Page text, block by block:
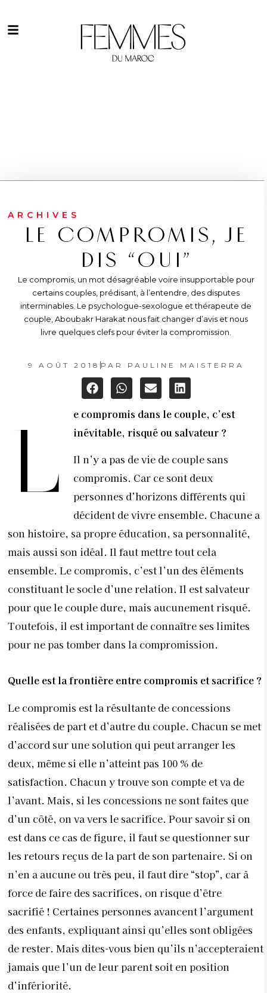
ARCHIVES
LE COMPROMIS, JE
DIS “OUI”
Le compromis, un mot désagréable voire insupportable pour
certains couples, prédisant, à l’entendre, des disputes
interminables. Le psychologue-sexologue et thérapeute de
couple, Aboubakr Harakat nous fait changer d’avis et nous
livre quelques clefs pour éviter la compromission.
9 AOÛT 2018 PAR PAULINE MAISTERRA
L
e compromis dans le couple, c’est
inévitable, risqué ou salvateur ?
Il n’y a pas de vie de couple sans
compromis. Car ce sont deux
personnes d’horizons différents qui
décident de vivre ensemble. Chacune a
son histoire, sa propre éducation, sa personnalité,
mais aussi son idéal. Il faut mettre tout cela
ensemble. Le compromis, c’est l’un des éléments
constituant le socle d’une relation. Il est salvateur
pour que le couple dure, mais aucunement risqué.
Toutefois, il est important de connaître ses limites
pour ne pas tomber dans la compromission.
Quelle est la frontière entre compromis et sacrifice ?
Le compromis est la résultante de concessions
réalisées de part et d’autre du couple. Chacun se met
d’accord sur une solution qui peut arranger les
deux, même si elle n’atteint pas 100 % de
satisfaction. Chacun y trouve son compte et va de
l’avant. Mais, si les concessions ne sont faites que
d’un côté, on va vers le sacrifice. Pour savoir si on
est dans ce cas de figure, il faut se questionner sur
les retours reçus de la part de son partenaire. Si on
n’en a aucune ou très peu, il faut dire “stop”, car à
force de faire des sacrifices, on risque d’être
sacrifié ! Certaines personnes avancent l’argument
des enfants, expliquant ainsi qu’elles sont obligées
de rester. Mais dites-vous bien qu’ils n’accepteraient
jamais que l’un de leur parent soit en position
d’infériorité.